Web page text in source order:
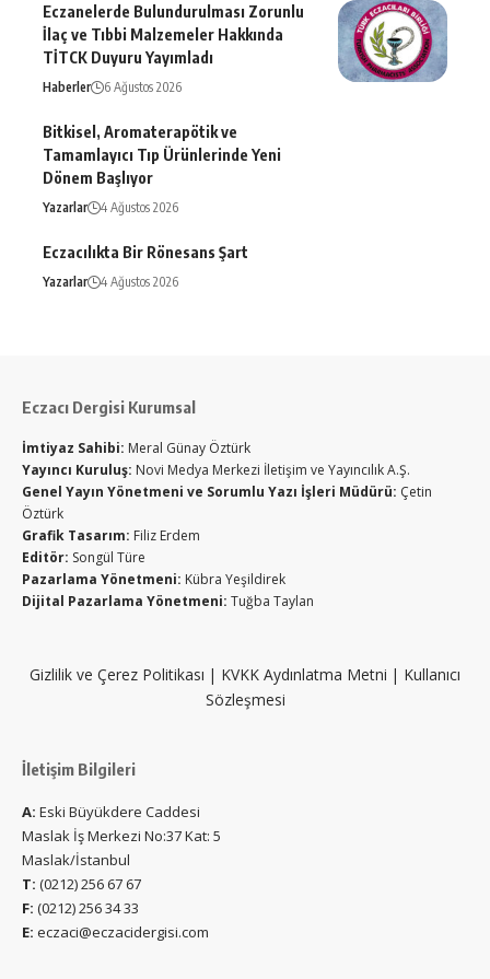
Eczanelerde Bulundurulması Zorunlu
İlaç ve Tıbbi Malzemeler Hakkında
TİTCK Duyuru Yayımladı
Haberler 6 Ağustos 2026
Bitkisel, Aromaterapötik ve
Tamamlayıcı Tıp Ürünlerinde Yeni
Dönem Başlıyor
Yazarlar 4 Ağustos 2026
Eczacılıkta Bir Rönesans Şart
Yazarlar 4 Ağustos 2026
Eczacı Dergisi Kurumsal
İmtiyaz Sahibi: Meral Günay Öztürk
Yayıncı Kuruluş: Novi Medya Merkezi İletişim ve Yayıncılık A.Ş.
Genel Yayın Yönetmeni ve Sorumlu Yazı İşleri Müdürü: Çetin
Öztürk
Grafik Tasarım: Filiz Erdem
Editör: Songül Türe
Pazarlama Yönetmeni: Kübra Yeşildirek
Dijital Pazarlama Yönetmeni: Tuğba Taylan
Gizlilik ve Çerez Politikası | KVKK Aydınlatma Metni | Kullanıcı
Sözleşmesi
İletişim Bilgileri
A: Eski Büyükdere Caddesi
Maslak İş Merkezi No:37 Kat: 5
Maslak/İstanbul
T: (0212) 256 67 67
F: (0212) 256 34 33
E: eczaci@eczacidergisi.com